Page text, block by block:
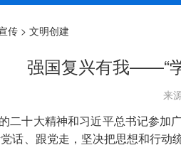
传 > 文明创建
强国复兴有我——“
来
二十大精神和习近平总书记参加
话、跟党走，坚决把思想和行动